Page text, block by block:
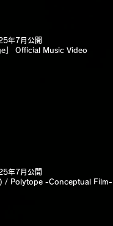
年7月公開
」 Official Music Video
年7月公開
/ Polytope -Conceptual Film-